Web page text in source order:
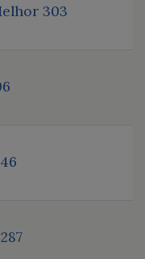
303